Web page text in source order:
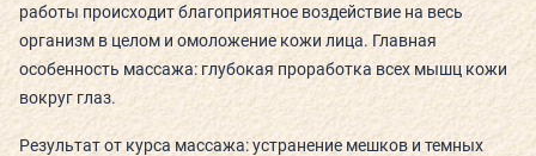
ГОСТЕВОЙ ВИЗИТ
РАСПИСАНИЕ
КОНТАКТЫ
работы происходит благоприятное воздействие на весь
организм в целом и омоложение кожи лица. Главная
особенность массажа: глубокая проработка всех мышц кожи
вокруг глаз.
Результат от курса массажа: устранение мешков и темных